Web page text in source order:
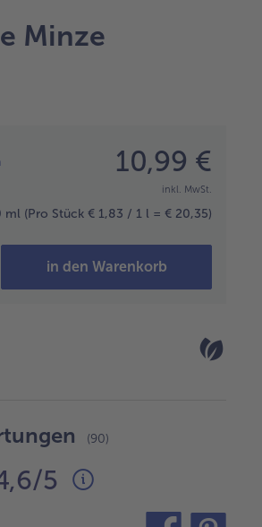
Minze
10,99 €
inkl. MwSt.
ml (Pro Stück € 1,83 / 1 l = € 20,35)
in den Warenkorb
(90)
5
teilen